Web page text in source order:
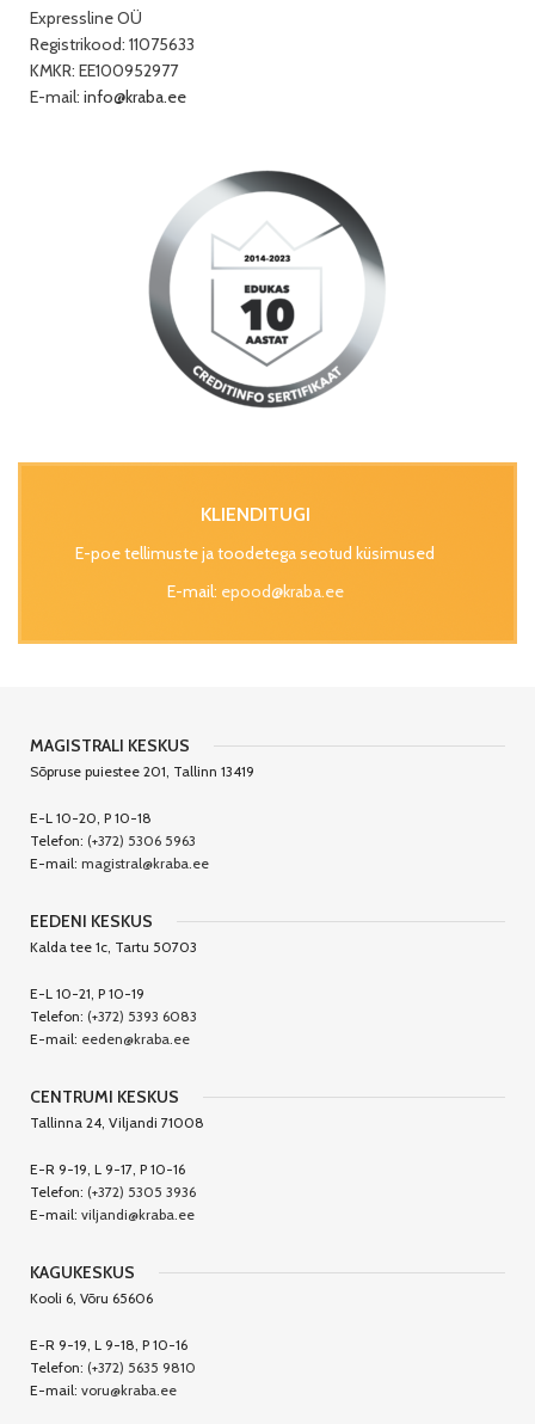
Expressline OÜ
Registrikood: 11075633
KMKR: EE100952977
E-mail: info@kraba.ee
KLIENDITUGI
E-poe tellimuste ja toodetega seotud küsimused
E-mail: epood@kraba.ee
MAGISTRALI KESKUS
Sõpruse puiestee 201, Tallinn 13419
E-L 10-20, P 10-18
Telefon: (+372) 5306 5963
E-mail: magistral@kraba.ee
EEDENI KESKUS
Kalda tee 1c, Tartu 50703
E-L 10-21, P 10-19
Telefon: (+372) 5393 6083
E-mail: eeden@kraba.ee
CENTRUMI KESKUS
Tallinna 24, Viljandi 71008
E-R 9-19, L 9-17, P 10-16
Telefon: (+372) 5305 3936
E-mail: viljandi@kraba.ee
KAGUKESKUS
Kooli 6, Võru 65606
E-R 9-19, L 9-18, P 10-16
Telefon: (+372) 5635 9810
E-mail: voru@kraba.ee